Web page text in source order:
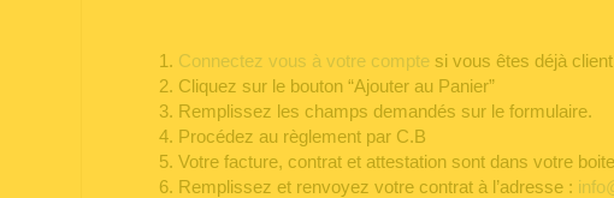
Connectez vous à votre compte si vous êtes déjà
Cliquez sur le bouton “Ajouter au Panier”
Remplissez les champs demandés sur le formulaire.
Procédez au règlement par C.B
Votre facture, contrat et attestation sont dans votre
Remplissez et renvoyez votre contrat à l’adresse :